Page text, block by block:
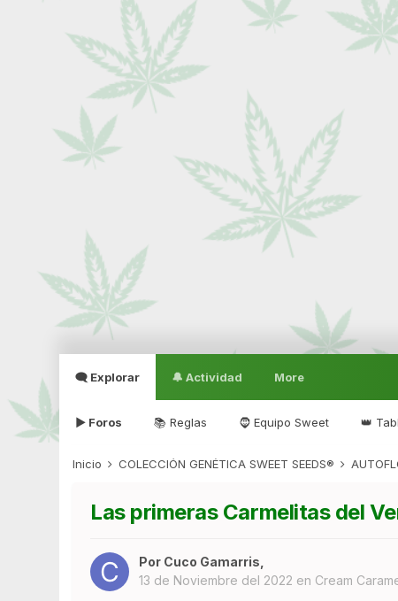
🗨 Explorar
▶ Foros 📚 Reglas 🧔 Equipo Sweet 👑
🔔 Actividad More
Inicio COLECCIÓN GENÉTICA SWEET SEEDS®
Las primeras Carmelitas del
Por Cuco Gamarris
13 de Noviembre del 2022 en Cream